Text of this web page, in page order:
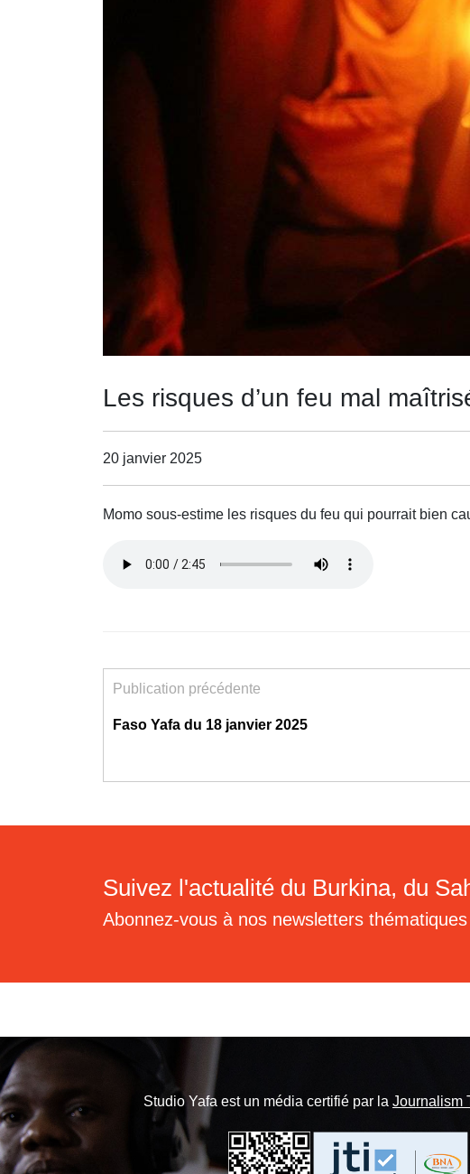
Les risques d’un feu mal
20 janvier 2025
Momo sous-estime les risques du feu qui pourrait bien
Publication précédente
Faso Yafa du 18 janvier 2025
Suivez l'actualité du Burkina, du
Abonnez-vous à nos newsletters thématiques
Studio Yafa est un média certifié par la Journalism